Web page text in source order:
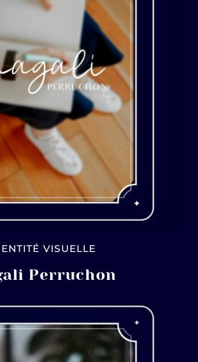
VISUELLE
Perruchon